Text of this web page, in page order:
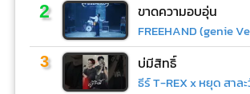
2 ขาดความอบอุ่น
3 บ่มีสิทธิ์
ธีร์ T-REX x หยุด สาล